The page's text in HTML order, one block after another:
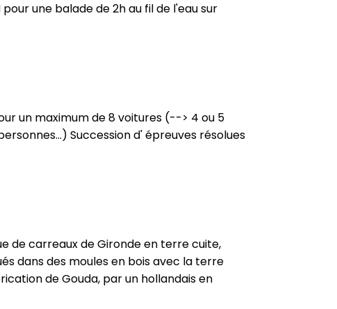
une balade de 2h au fil de l'eau sur
un maximum de 8 voitures (--> 4 ou 5
Succession d' épreuves résolues
de carreaux de Gironde en terre cuite,
dans des moules en bois avec la terre
de Gouda, par un hollandais en